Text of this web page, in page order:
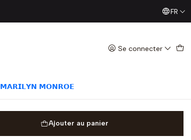
Se connecter
𝗠𝗔𝗥𝗜𝗟𝗬𝗡 𝗠𝗢𝗡𝗥𝗢𝗘
Já conhece os nossos Diretos? Todas as Segundas /FR
Ajouter au panier